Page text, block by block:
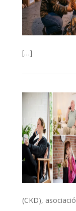
[…]
(CKD),